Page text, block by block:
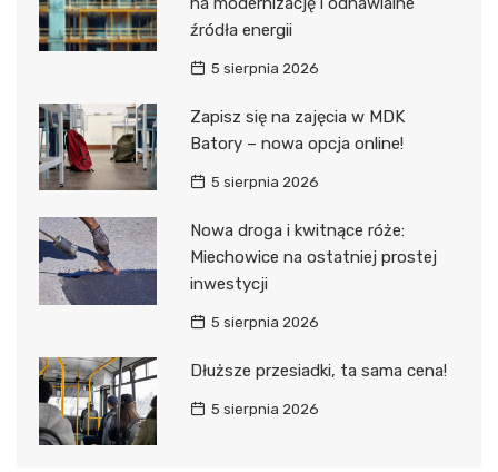
źródła energii
5 sierpnia 2026
Zapisz się na zajęcia w MDK
Batory – nowa opcja online!
5 sierpnia 2026
Nowa droga i kwitnące róże:
Miechowice na ostatniej prostej
inwestycji
5 sierpnia 2026
Dłuższe przesiadki, ta sama cena!
5 sierpnia 2026